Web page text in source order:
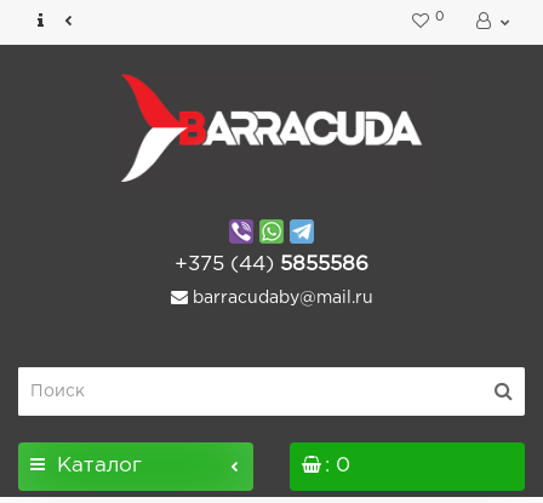
0
+375 (44) 5855586
barracudaby@mail.ru
Каталог : 0